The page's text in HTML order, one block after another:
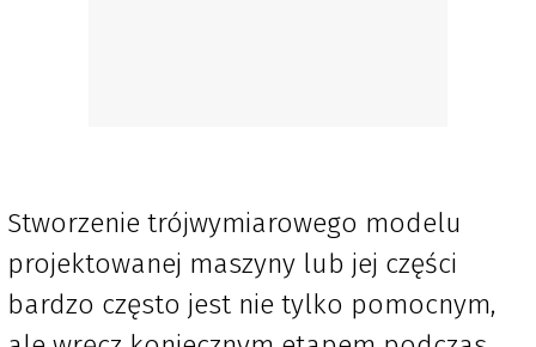
Stworzenie trójwymiarowego modelu
projektowanej maszyny lub jej części
bardzo często jest nie tylko pomocnym,